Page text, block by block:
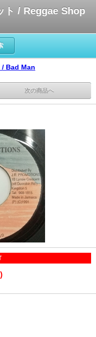
ト / Reggae Shop
Bad Man
次の商品へ